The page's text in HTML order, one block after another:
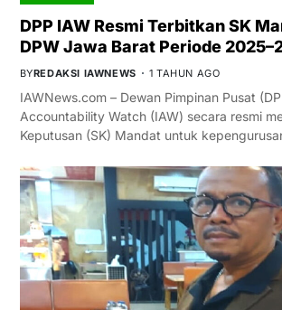
DPP IAW Resmi Terbitkan SK
DPW Jawa Barat Periode
BYREDAKSI IAWNEWS 1 TAHUN AGO
IAWNews.com – Dewan Pimpinan Pusat
Accountability Watch (IAW) secara resmi
Keputusan (SK) Mandat untuk